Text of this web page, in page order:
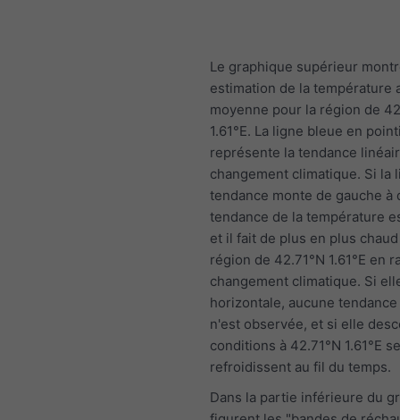
Le graphique supérieur
estimation de la température
moyenne pour la région de
1.61°E. La ligne bleue en
représente la tendance
changement climatique. Si la
tendance monte de gauche à
tendance de la température
et il fait de plus en plus
région de 42.71°N 1.61°E en
changement climatique. Si
horizontale, aucune
n'est observée, et si elle
conditions à 42.71°N 1.61°E se
refroidissent au fil du temps.
Dans la partie inférieure du